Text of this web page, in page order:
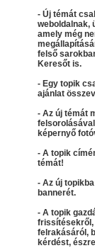
- Új témát
weboldalnak,
amely még
felső
Keresőt is.
- Egy topik
ajánlat
- Az új témát
képernyő
- A topik
témát!
- Az új
bannerét.
- A topik
frissítésekről,
felrakásáról,
kérdést,